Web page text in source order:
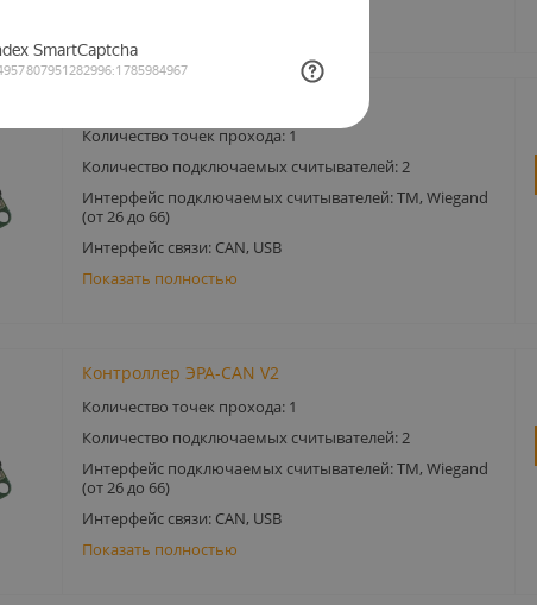
Количество точек прохода: 1
Количество подключаемых считывателей: 2
Интерфейс подключаемых считывателей: TM, Wiegand
(от 26 до 66)
Интерфейс связи: CAN, USB
Показать полностью
Контроллер ЭРА-CAN V2
Количество точек прохода: 1
Количество подключаемых считывателей: 2
Интерфейс подключаемых считывателей: TM, Wiegand
(от 26 до 66)
Интерфейс связи: CAN, USB
Показать полностью